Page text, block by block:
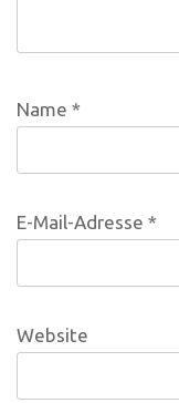
Name *
E-Mail-Adresse *
Website